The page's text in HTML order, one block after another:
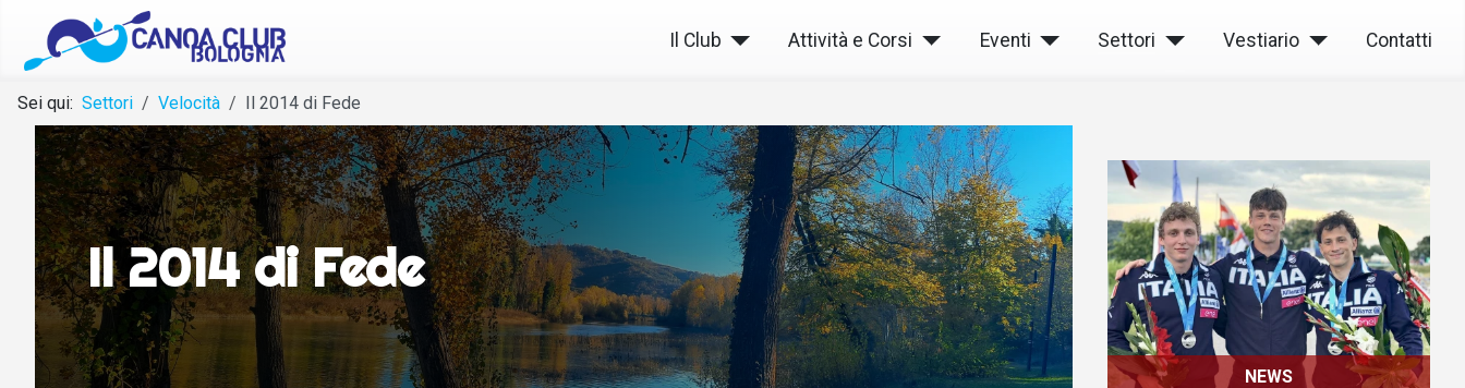
Il Club Attività e Corsi Eventi Settori Vestiario Contatti
Sei qui: Settori Velocità Il 2014 di Fede
Il 2014 di Fede
NEWS